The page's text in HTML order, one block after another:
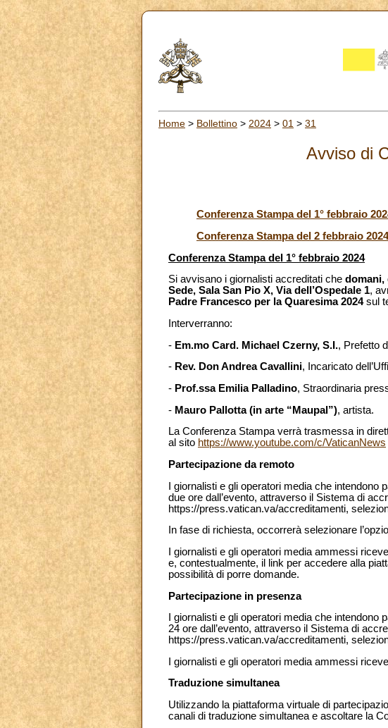
Home > Bollettino > 2024 > 01 > 31
Avviso di
Conferenza Stampa del 1° febbraio
Conferenza Stampa del 2 febbraio 2024
Conferenza Stampa del 1° febbraio 2024
Si avvisano i giornalisti accreditati che domani,
Sede, Sala San Pio X, Via dell’Ospedale 1,
Padre Francesco per la Quaresima 2024sul
Interverranno:
- Em.mo Card. Michael Czerny, S.I., Prefetto
- Rev. Don Andrea Cavallini, Incaricato
- Prof.ssa Emilia Palladino, Straordinaria
- Mauro Pallotta (in arte “Maupal”), artista.
La Conferenza Stampa verrà trasmessa in
al sito https://www.youtube.com/c/VaticanNews
Partecipazione da remoto
I giornalisti e gli operatori media che intendono
due ore dall’evento, attraverso il Sistema di
https://press.vatican.va/accreditamenti,
In fase di richiesta, occorrerà selezionare
I giornalisti e gli operatori media ammessi
e, contestualmente, il link per accedere alla
possibilità di porre domande.
Partecipazione in presenza
I giornalisti e gli operatori media che
24 ore dall’evento, attraverso il Sistema di
https://press.vatican.va/accreditamenti,
I giornalisti e gli operatori media ammessi
Traduzione simultanea
Utilizzando la piattaforma virtuale di
canali di traduzione simultanea e ascoltare la